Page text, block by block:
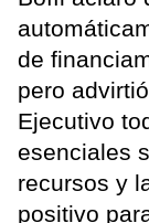
de
pero
Ejecutivo
esenciales
recursos y
positivo